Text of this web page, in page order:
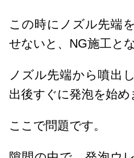
この時にノズル先端
せないと、NG施工と
ノズル先端から噴出
出後すぐに発泡を始め
ここで問題です。